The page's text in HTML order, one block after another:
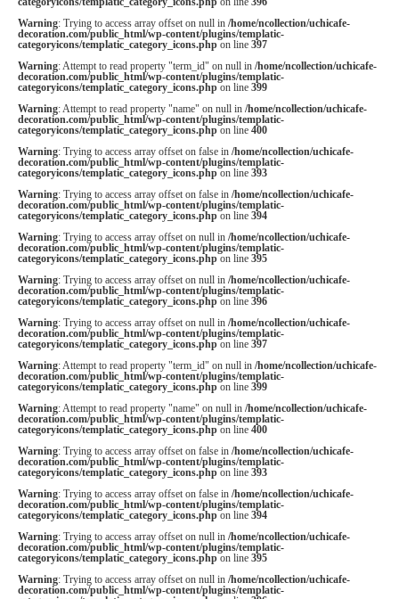
Warning: Trying to access array offset on null in /home/ncollection/uchicafe-
decoration.com/public_html/wp-content/plugins/templatic-
categoryicons/templatic_category_icons.phpon line 397
Warning: Attempt to read property "term_id" on null in /home/ncollection/uchicafe-
decoration.com/public_html/wp-content/plugins/templatic-
categoryicons/templatic_category_icons.phpon line 399
Warning: Attempt to read property "name" on null in /home/ncollection/uchicafe-
decoration.com/public_html/wp-content/plugins/templatic-
categoryicons/templatic_category_icons.phpon line 400
Warning: Trying to access array offset on false in /home/ncollection/uchicafe-
decoration.com/public_html/wp-content/plugins/templatic-
categoryicons/templatic_category_icons.phpon line 393
Warning: Trying to access array offset on false in /home/ncollection/uchicafe-
decoration.com/public_html/wp-content/plugins/templatic-
categoryicons/templatic_category_icons.phpon line 394
Warning: Trying to access array offset on null in /home/ncollection/uchicafe-
decoration.com/public_html/wp-content/plugins/templatic-
categoryicons/templatic_category_icons.phpon line 395
Warning: Trying to access array offset on null in /home/ncollection/uchicafe-
decoration.com/public_html/wp-content/plugins/templatic-
categoryicons/templatic_category_icons.phpon line 396
Warning: Trying to access array offset on null in /home/ncollection/uchicafe-
decoration.com/public_html/wp-content/plugins/templatic-
categoryicons/templatic_category_icons.phpon line 397
Warning: Attempt to read property "term_id" on null in /home/ncollection/uchicafe-
decoration.com/public_html/wp-content/plugins/templatic-
categoryicons/templatic_category_icons.phpon line 399
Warning: Attempt to read property "name" on null in /home/ncollection/uchicafe-
decoration.com/public_html/wp-content/plugins/templatic-
categoryicons/templatic_category_icons.phpon line 400
Warning: Trying to access array offset on false in /home/ncollection/uchicafe-
decoration.com/public_html/wp-content/plugins/templatic-
categoryicons/templatic_category_icons.phpon line 393
Warning: Trying to access array offset on false in /home/ncollection/uchicafe-
decoration.com/public_html/wp-content/plugins/templatic-
categoryicons/templatic_category_icons.phpon line 394
Warning: Trying to access array offset on null in /home/ncollection/uchicafe-
decoration.com/public_html/wp-content/plugins/templatic-
categoryicons/templatic_category_icons.phpon line 395
Warning: Trying to access array offset on null in /home/ncollection/uchicafe-
decoration.com/public_html/wp-content/plugins/templatic-